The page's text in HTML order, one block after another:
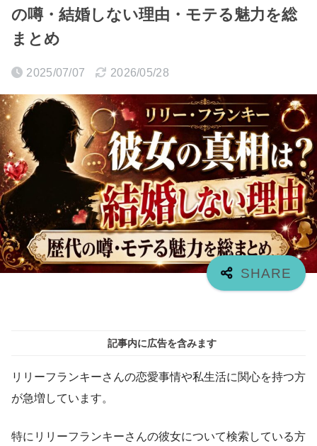
の噂・結婚しない理由・モテる魅力を総
まとめ
2025/07/07 2026/05/28
記事内に広告を含みます
リリーフランキーさんの恋愛事情や私生活に関心を持つ方
が急増しています。
特にリリーフランキーさんの彼女について検索している方